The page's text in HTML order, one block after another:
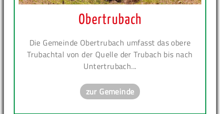
Obertrubach
Die Gemeinde Obertrubach umfasst das obere
Trubachtal von der Quelle der Trubach bis nach
Untertrubach...
zur Gemeinde